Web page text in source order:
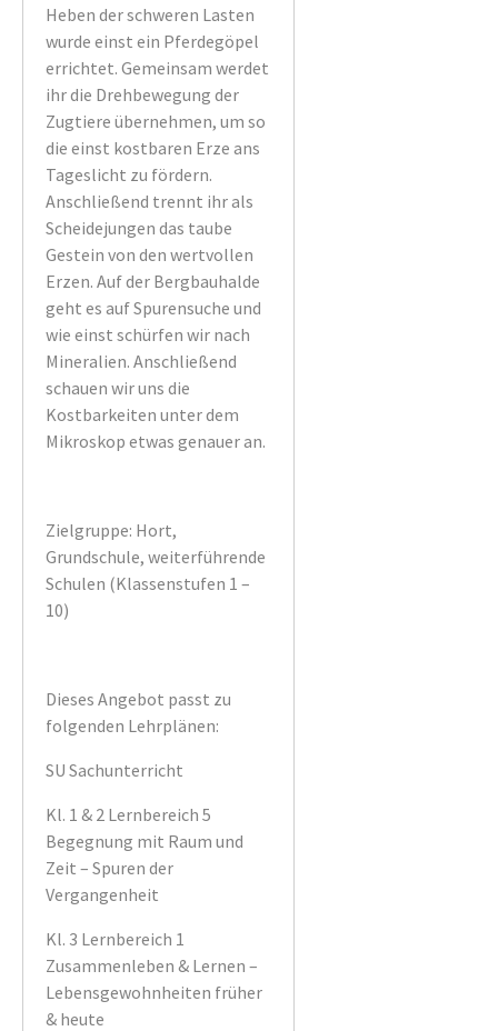
Heben der schweren Lasten
wurde einst ein Pferdegöpel
errichtet. Gemeinsam werdet
ihr die Drehbewegung der
Zugtiere übernehmen, um so
die einst kostbaren Erze ans
Tageslicht zu fördern.
Anschließend trennt ihr als
Scheidejungen das taube
Gestein von den wertvollen
Erzen. Auf der Bergbauhalde
geht es auf Spurensuche und
wie einst schürfen wir nach
Mineralien. Anschließend
schauen wir uns die
Kostbarkeiten unter dem
Mikroskop etwas genauer an.
Zielgruppe: Hort,
Grundschule, weiterführende
Schulen (Klassenstufen 1 –
10)
Dieses Angebot passt zu
folgenden Lehrplänen:
SU Sachunterricht
Kl. 1 & 2 Lernbereich 5
Begegnung mit Raum und
Zeit – Spuren der
Vergangenheit
Kl. 3 Lernbereich 1
Zusammenleben & Lernen –
Lebensgewohnheiten früher
& heute